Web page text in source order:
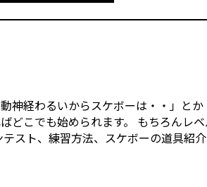
経わるいからスケボーは・・」と
こでも始められます。 もちろんレ
スト、練習方法、スケボーの道具紹